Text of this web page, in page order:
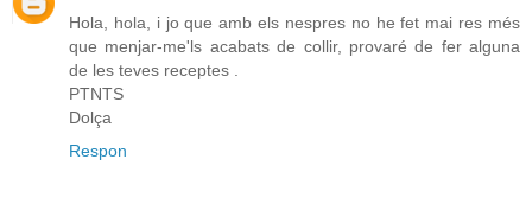
Hola, hola, i jo que amb els nespres no he fet mai res més
que menjar-me'ls acabats de collir, provaré de fer alguna
de les teves receptes .
PTNTS
Dolça
Respon